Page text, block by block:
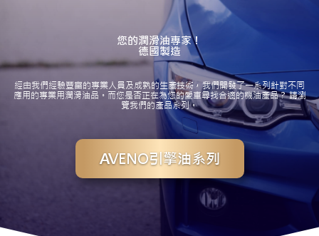
您的潤滑油專家！
德國製造
經由我們經驗豐富的專業人員及成熟的生產技術，我們開發了一系列針對不同
應用的專業用潤滑油品。而您是否正在為您的愛車尋找合適的機油產品？ 請瀏
覽我們的產品系列。
AVENO引擎油系列